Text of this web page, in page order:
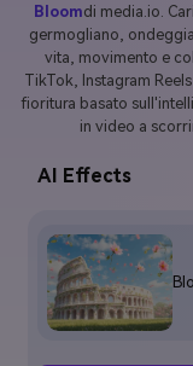
Bloomdi media.io.
germogliano,
vita, movimento e
TikTok, Instagram
fioritura basato
in video a
AI Effects